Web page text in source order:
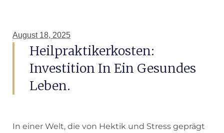
August 18, 2025
Heilpraktikerkosten:
Investition In Ein Gesundes
Leben.
In einer Welt, die von Hektik und Stress geprägt